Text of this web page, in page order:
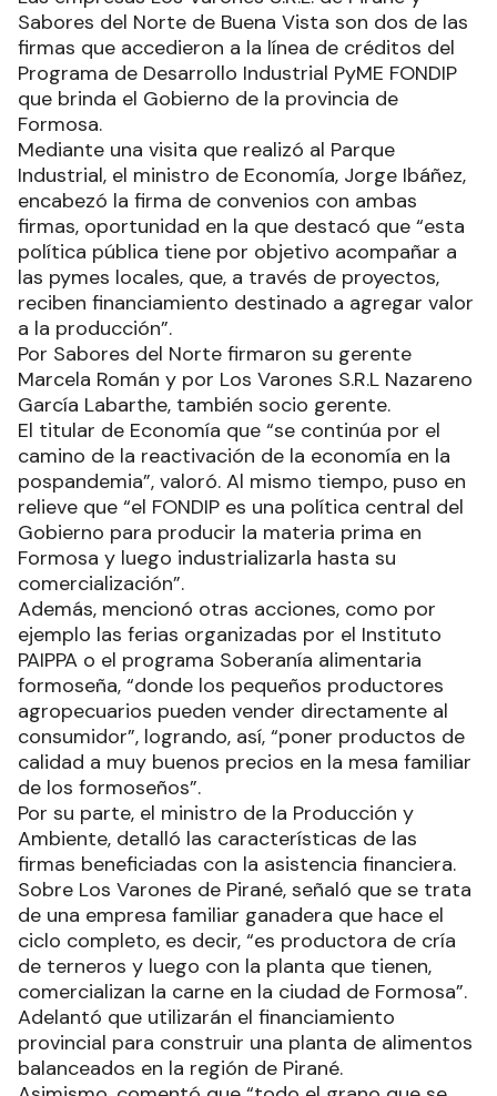
Sabores del Norte de Buena Vista son dos de las
firmas que accedieron a la línea de créditos del
Programa de Desarrollo Industrial PyME FONDIP
que brinda el Gobierno de la provincia de
Formosa.
Mediante una visita que realizó al Parque
Industrial, el ministro de Economía, Jorge Ibáñez,
encabezó la firma de convenios con ambas
firmas, oportunidad en la que destacó que “esta
política pública tiene por objetivo acompañar a
las pymes locales, que, a través de proyectos,
reciben financiamiento destinado a agregar valor
a la producción”.
Por Sabores del Norte firmaron su gerente
Marcela Román y por Los Varones S.R.L Nazareno
García Labarthe, también socio gerente.
El titular de Economía que “se continúa por el
camino de la reactivación de la economía en la
pospandemia”, valoró. Al mismo tiempo, puso en
relieve que “el FONDIP es una política central del
Gobierno para producir la materia prima en
Formosa y luego industrializarla hasta su
comercialización”.
Además, mencionó otras acciones, como por
ejemplo las ferias organizadas por el Instituto
PAIPPA o el programa Soberanía alimentaria
formoseña, “donde los pequeños productores
agropecuarios pueden vender directamente al
consumidor”, logrando, así, “poner productos de
calidad a muy buenos precios en la mesa familiar
de los formoseños”.
Por su parte, el ministro de la Producción y
Ambiente, detalló las características de las
firmas beneficiadas con la asistencia financiera.
Sobre Los Varones de Pirané, señaló que se trata
de una empresa familiar ganadera que hace el
ciclo completo, es decir, “es productora de cría
de terneros y luego con la planta que tienen,
comercializan la carne en la ciudad de Formosa”.
Adelantó que utilizarán el financiamiento
provincial para construir una planta de alimentos
balanceados en la región de Pirané.